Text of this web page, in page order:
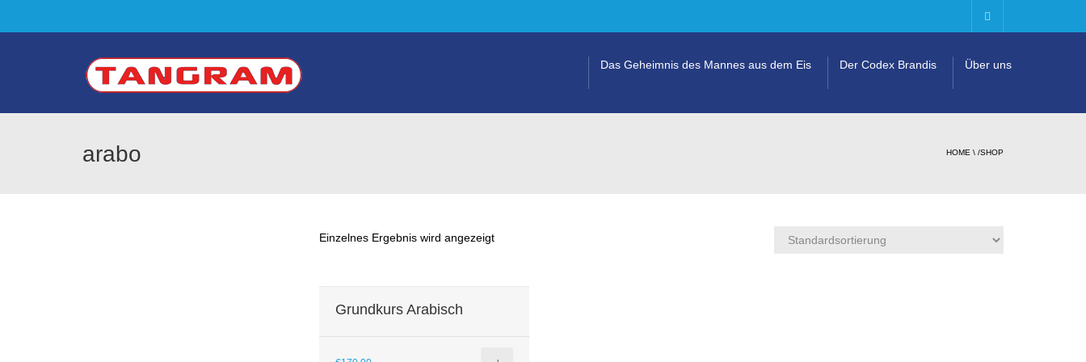
Das Geheimnis des Mannes aus dem Eis Der Codex Brandis Über uns
arabo HOME \ /SHOP
Einzelnes Ergebnis wird angezeigt
Grundkurs Arabisch